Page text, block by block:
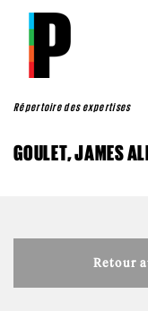
Aller au contenu principal
Répertoire des expertises
GOULET, JAMES
Retour